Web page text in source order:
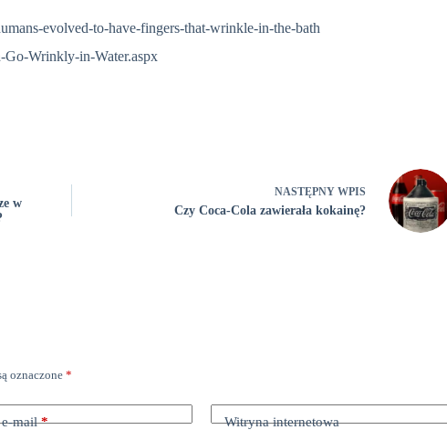
evolved-to-have-fingers-that-wrinkle-in-the-bath
Go-Wrinkly-in-Water.aspx
w
NASTĘPNY WPIS
Czy Coca-Cola zawierała kokainę?
oznaczone*
mail* Witryna internetowa